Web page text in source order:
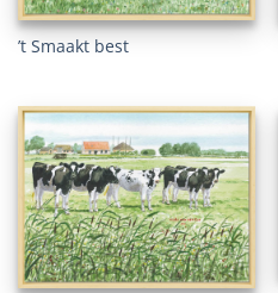
’t Smaakt best